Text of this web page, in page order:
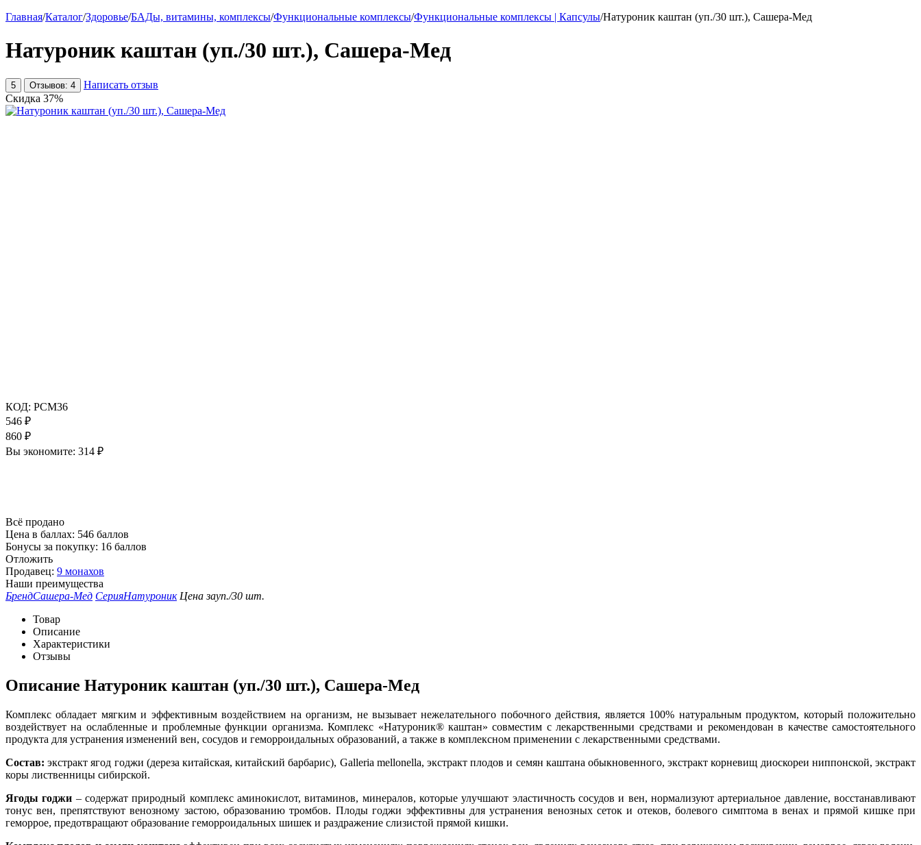
Главная/Каталог/Здоровье/БАДы, витамины, комплексы/Функциональные комплексы/Функциональные комплексы | Капсулы/Натуроник каштан (уп./30 шт.), Сашера-Мед
Натуроник каштан (уп./30 шт.), Сашера-Мед
5 Отзывов: 4
Написать отзыв
Скидка 37%
КОД: РСМ36
546 ₽
860 ₽
Вы экономите: 314 ₽
Всё продано
Цена в баллах: 546 баллов
Бонусы за покупку: 16 баллов
Отложить
Продавец: 9 монахов
Наши преимущества
БрендСашера-Мед СерияНатуроник Цена зауп./30 шт.
Товар
Описание
Характеристики
Отзывы
Описание Натуроник каштан (уп./30 шт.), Сашера-Мед
Комплекс обладает мягким и эффективным воздействием на организм, не вызывает нежелательного побочного действия, является 100% натуральным продуктом, который положительно
воздействует на ослабленные и проблемные функции организма. Комплекс «Натуроник® каштан» совместим с лекарственными средствами и рекомендован в качестве самостоятельного
продукта для устранения изменений вен, сосудов и геморроидальных образований, а также в комплексном применении с лекарственными средствами.
Состав: экстракт ягод годжи (дереза китайская, китайский барбарис), Galleria mellonella, экстракт плодов и семян каштана обыкновенного, экстракт корневищ диоскореи ниппонской, экстракт
коры лиственницы сибирской.
Ягоды годжи – содержат природный комплекс аминокислот, витаминов, минералов, которые улучшают эластичность сосудов и вен, нормализуют артериальное давление, восстанавливают
тонус вен, препятствуют венозному застою, образованию тромбов. Плоды годжи эффективны для устранения венозных сеток и отеков, болевого симптома в венах и прямой кишке при
геморрое, предотвращают образование геморроидальных шишек и раздражение слизистой прямой кишки.